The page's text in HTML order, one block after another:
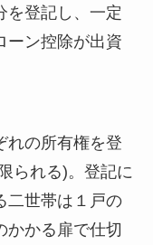
を登記し、一定
ーン控除が出資
れの所有権を登
られる)。登記に
二世帯は１戸の
かかる扉で仕切